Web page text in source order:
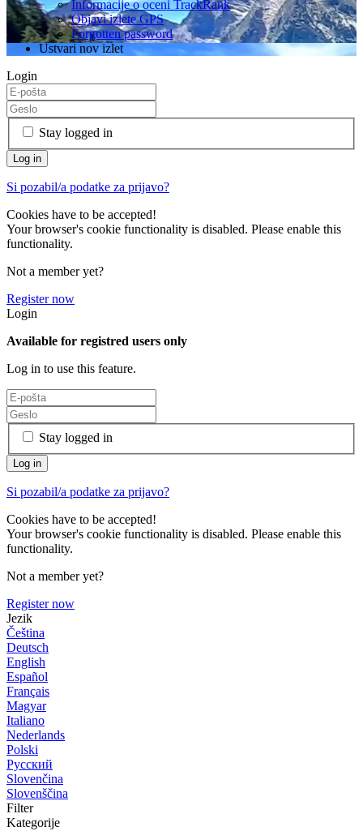
Informacije o oceni TrackRank
Objavi izlete GPS
Forgotten password
Ustvari nov izlet
Login
Stay logged in
Si pozabil/a podatke za prijavo?
Cookies have to be accepted!
Your browser's cookie functionality is disabled. Please enable this
functionality.
Not a member yet?
Register now
Login
Available for registred users only
Log in to use this feature.
Stay logged in
Si pozabil/a podatke za prijavo?
Cookies have to be accepted!
Your browser's cookie functionality is disabled. Please enable this
functionality.
Not a member yet?
Register now
Jezik
Čeština
Deutsch
English
Español
Français
Magyar
Italiano
Nederlands
Polski
Русский
Slovenčina
Slovenščina
Filter
Kategorije